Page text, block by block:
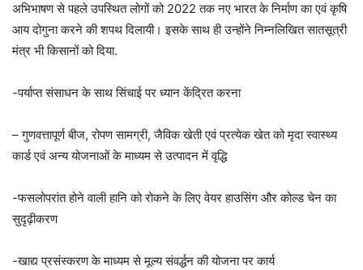
अभिभाषण से पहले उपस्थित लोगों को 2022 तक नए भारत के निर्माण का एवं कृषि
आय दोगुना करने की शपथ दिलायी। इसके साथ ही उन्होंने निम्नलिखित सातसूत्री
मंत्र भी किसानों को दिया.
-पर्याप्त संसाधन के साथ सिंचाई पर ध्यान केंद्रित करना
– गुणवत्तापूर्ण बीज, रोपण सामग्री, जैविक खेती एवं प्रत्येक खेत को मृदा स्वास्थ्य
कार्ड एवं अन्य योजनाओं के माध्यम से उत्पादन में वृद्धि
-फसलोपरांत होने वाली हानि को रोकने के लिए वेयर हाउसिंग और कोल्ड चेन का
सुदृढ़ीकरण
-खाद्य प्रसंस्करण के माध्यम से मूल्य संवर्द्धन की योजना पर कार्य